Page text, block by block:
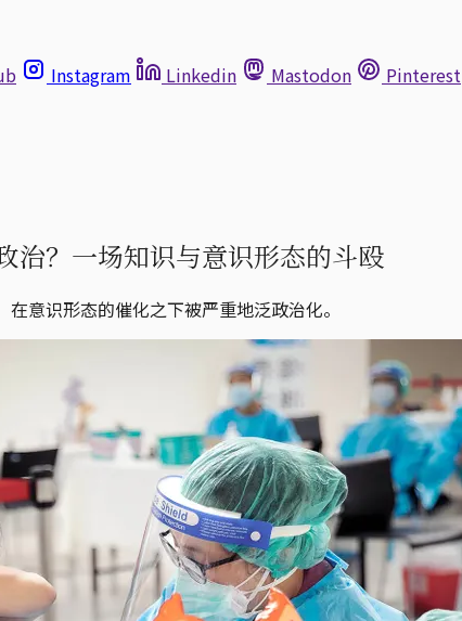
Instagram Linkedin Mastodon Pinterest
治？一场知识与意识形态的斗殴
意识形态的催化之下被严重地泛政治化。